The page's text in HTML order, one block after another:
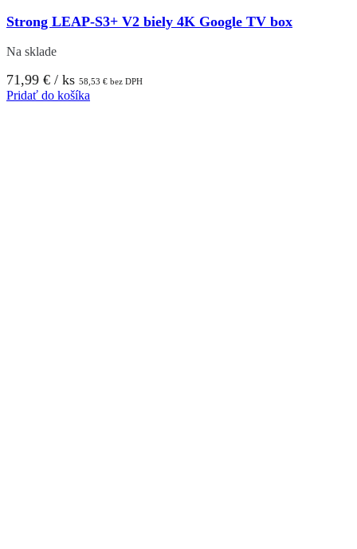
Strong LEAP-S3+ V2 biely 4K Google TV box
Na sklade
71,99 € / ks 58,53 € bez DPH
Pridať do košíka